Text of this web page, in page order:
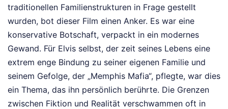
traditionellen Familienstrukturen in Frage gestellt
wurden, bot dieser Film einen Anker. Es war eine
konservative Botschaft, verpackt in ein modernes
Gewand. Für Elvis selbst, der zeit seines Lebens eine
extrem enge Bindung zu seiner eigenen Familie und
seinem Gefolge, der „Memphis Mafia“, pflegte, war dies
ein Thema, das ihn persönlich berührte. Die Grenzen
zwischen Fiktion und Realität verschwammen oft in